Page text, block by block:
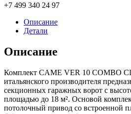
+7 499 340 24 97
Описание
Детали
Описание
Комплект CAME VER 10 COMBO
итальянского производителя
секционных гаражных ворот с
площадью до 18 м². Основой
потолочный привод со встроенной